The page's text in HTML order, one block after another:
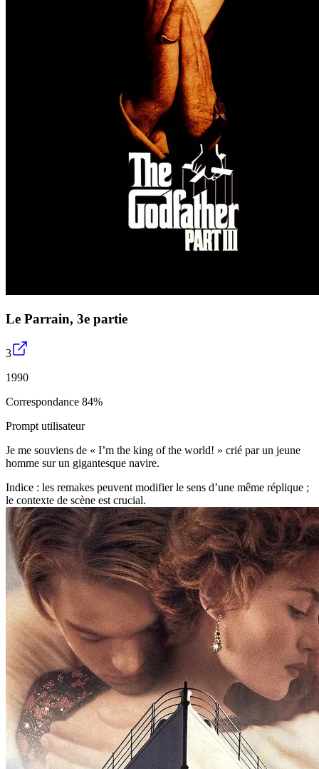
Le Parrain, 3e partie
3
1990
Correspondance 84%
Prompt utilisateur
Je me souviens de « I’m the king of the world! » crié par un jeune
homme sur un gigantesque navire.
Indice : les remakes peuvent modifier le sens d’une même réplique ;
le contexte de scène est crucial.